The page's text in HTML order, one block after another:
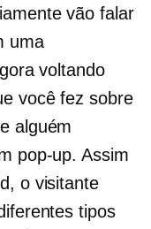
vão falar
uma
voltando
você fez sobre
alguém
pop-up. Assim
o visitante
tipos